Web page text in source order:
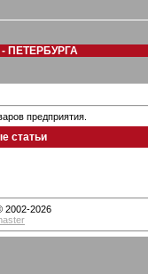
ПЕТЕРБУРГА
предприятия.
статьи
2002-2026